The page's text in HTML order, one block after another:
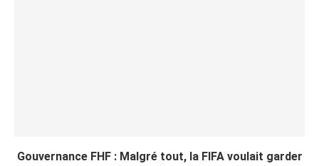
Gouvernance FHF : Malgré tout, la FIFA voulait garder